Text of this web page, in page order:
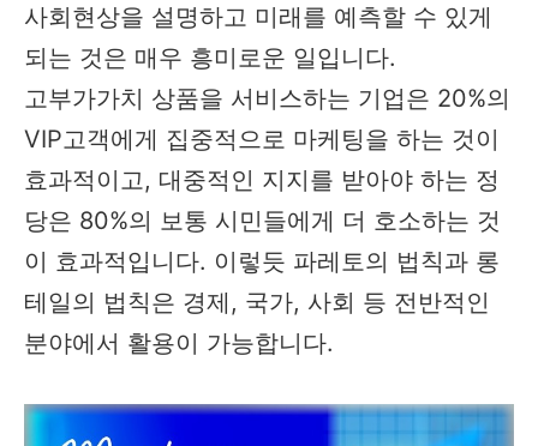
사회현상을 설명하고 미래를 예측할 수 있게
되는 것은 매우 흥미로운 일입니다.
고부가가치 상품을 서비스하는 기업은 20%의
VIP고객에게 집중적으로 마케팅을 하는 것이
효과적이고, 대중적인 지지를 받아야 하는 정
당은 80%의 보통 시민들에게 더 호소하는 것
이 효과적입니다. 이렇듯 파레토의 법칙과 롱
테일의 법칙은 경제, 국가, 사회 등 전반적인
분야에서 활용이 가능합니다.